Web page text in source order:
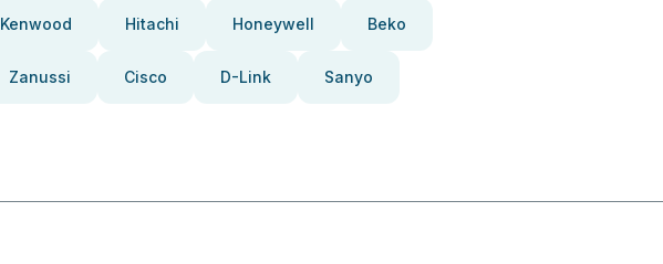
Kenwood Hitachi Honeywell Beko
Zanussi Cisco D-Link Sanyo